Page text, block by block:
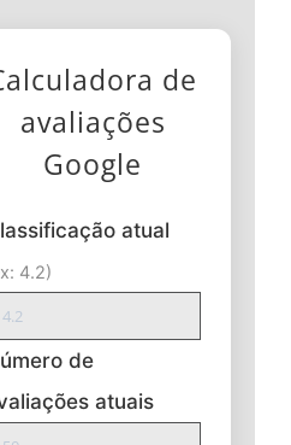
de
avaliações
Google
atual
4.2)
de
atuais